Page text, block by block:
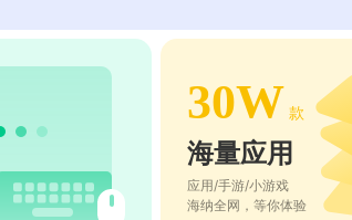
30W 款
海量应用
应用/手游/小游戏
海纳全网，等你体验